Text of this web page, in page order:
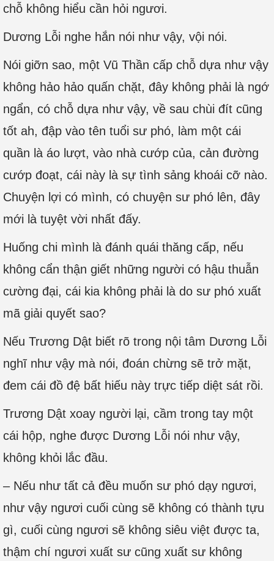
chỗ không hiểu cần hỏi ngươi.
Dương Lỗi nghe hắn nói như vậy, vội nói.
Nói giỡn sao, một Vũ Thần cấp chỗ dựa như vậy
không hảo hảo quấn chặt, đây không phải là ngớ
ngẩn, có chỗ dựa như vậy, về sau chùi đít cũng
tốt ah, đập vào tên tuổi sư phó, làm một cái
quần là áo lượt, vào nhà cướp của, cản đường
cướp đoạt, cái này là sự tình sảng khoái cỡ nào.
Chuyện lợi có mình, có chuyện sư phó lên, đây
mới là tuyệt vời nhất đấy.
Huống chi mình là đánh quái thăng cấp, nếu
không cẩn thận giết những người có hậu thuẫn
cường đại, cái kia không phải là do sư phó xuất
mã giải quyết sao?
Nếu Trương Dật biết rõ trong nội tâm Dương Lỗi
nghĩ như vậy mà nói, đoán chừng sẽ trở mặt,
đem cái đồ đệ bất hiếu này trực tiếp diệt sát rồi.
Trương Dật xoay người lại, cầm trong tay một
cái hộp, nghe được Dương Lỗi nói như vậy,
không khỏi lắc đầu.
– Nếu như tất cả đều muốn sư phó dạy ngươi,
như vậy ngươi cuối cùng sẽ không có thành tựu
gì, cuối cùng ngươi sẽ không siêu việt được ta,
thậm chí ngươi xuất sư cũng xuất sư không